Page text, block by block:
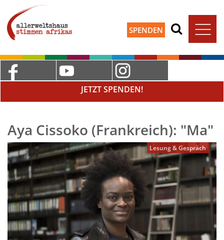
SPENDEN
JETZT SPENDEN!
Aya Cissoko (Frankreich): "Ma"
Lesung & Gespräch